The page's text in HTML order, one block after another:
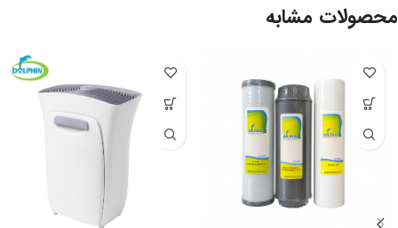
محصولات مشابه